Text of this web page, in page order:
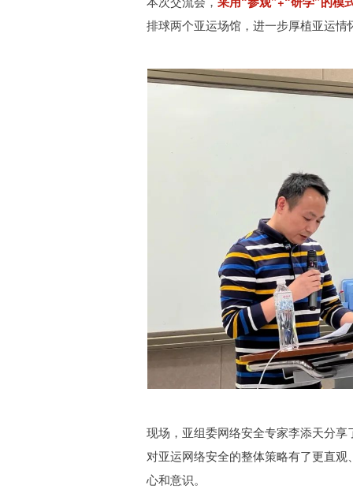
排球两个亚运场馆，进一步厚植亚运
现场，亚组委网络安全专家李添天分享
对亚运网络安全的整体策略有了更直
心和意识。